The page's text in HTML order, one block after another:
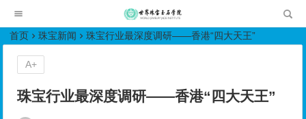
首页 珠宝新闻 珠宝行业最深度调研——香港“四大天王”
珠宝行业最深度调研——香港“四大天王”
A+